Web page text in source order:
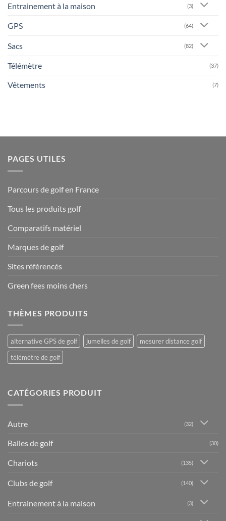
Entrainement à la maison (3)
GPS (64)
Sacs (82)
Télémètre (37)
Vêtements (7)
PAGES UTILES
Parcours de golf en France
Tous les produits golf
Comparatifs matériel
Marques de golf
Sites référencés
Green fees moins chers
THÈMES PRODUITS
alternative GPS de golf jumelles de golf
mesurer distance golf
télémètre de golf
CATÉGORIES PRODUIT
Autre (32)
Balles de golf (30)
Chariots (135)
Clubs de golf (140)
Entrainement à la maison (3)